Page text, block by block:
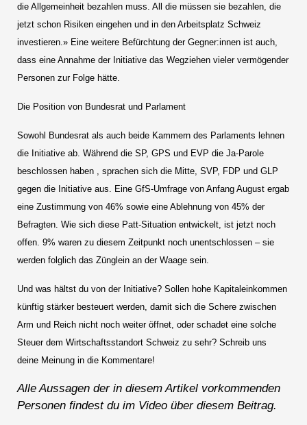
die Allgemeinheit bezahlen muss. All die müssen sie bezahlen, die
jetzt schon Risiken eingehen und in den Arbeitsplatz Schweiz
investieren.» Eine weitere Befürchtung der Gegner:innen ist auch,
dass eine Annahme der Initiative das Wegziehen vieler vermögender
Personen zur Folge hätte.
Die Position von Bundesrat und Parlament
Sowohl Bundesrat als auch beide Kammern des Parlaments lehnen
die Initiative ab. Während die SP, GPS und EVP die Ja-Parole
beschlossen haben , sprachen sich die Mitte, SVP, FDP und GLP
gegen die Initiative aus. Eine GfS-Umfrage von Anfang August ergab
eine Zustimmung von 46% sowie eine Ablehnung von 45% der
Befragten. Wie sich diese Patt-Situation entwickelt, ist jetzt noch
offen. 9% waren zu diesem Zeitpunkt noch unentschlossen – sie
werden folglich das Zünglein an der Waage sein.
Und was hältst du von der Initiative? Sollen hohe Kapitaleinkommen
künftig stärker besteuert werden, damit sich die Schere zwischen
Arm und Reich nicht noch weiter öffnet, oder schadet eine solche
Steuer dem Wirtschaftsstandort Schweiz zu sehr? Schreib uns
deine Meinung in die Kommentare!
Alle Aussagen der in diesem Artikel vorkommenden
Personen findest du im Video über diesem Beitrag.